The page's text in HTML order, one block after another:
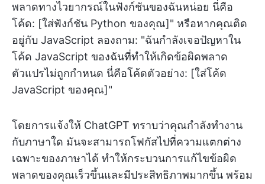
พลาดทางไวยากรณ์ในฟังก์ชันของฉันหน่อย นี่คือ
โค้ด: [ใส่ฟังก์ชัน Python ของคุณ]" หรือหากคุณติด
อยู่กับ JavaScript ลองถาม: "ฉันกำลังเจอปัญหาใน
โค้ด JavaScript ของฉันที่ทำให้เกิดข้อผิดพลาด
ตัวแปรไม่ถูกกำหนด นี่คือโค้ดตัวอย่าง: [ใส่โค้ด
JavaScript ของคุณ]"
โดยการแจ้งให้ ChatGPT ทราบว่าคุณกำลังทำงาน
กับภาษาใด มันจะสามารถโฟกัสไปที่ความแตกต่าง
เฉพาะของภาษาได้ ทำให้กระบวนการแก้ไขข้อผิด
พลาดของคุณเร็วขึ้นและมีประสิทธิภาพมากขึ้น พร้อม